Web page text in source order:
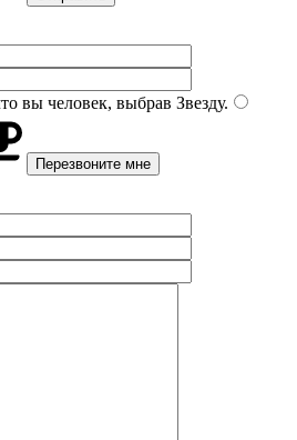
вы человек, выбрав Звезду.